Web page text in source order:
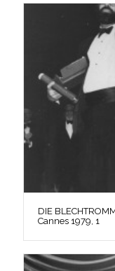
DIE
Cannes 1979, 1